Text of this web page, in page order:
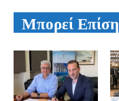
Μπορεί